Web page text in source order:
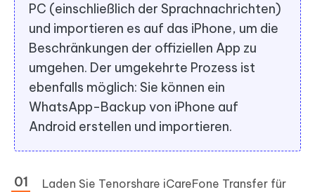
PC (einschließlich der Sprachnachrichten)
und importieren es auf das iPhone, um die
Beschränkungen der offiziellen App zu
umgehen. Der umgekehrte Prozess ist
ebenfalls möglich: Sie können ein
WhatsApp-Backup von iPhone auf
Android erstellen und importieren.
Laden Sie Tenorshare iCareFone Transfer für